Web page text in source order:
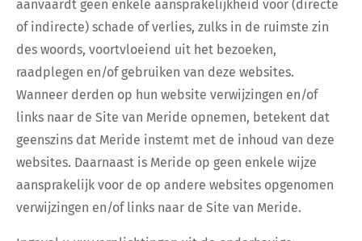
aanvaardt geen enkele aansprakelijkheid voor (directe
of indirecte) schade of verlies, zulks in de ruimste zin
des woords, voortvloeiend uit het bezoeken,
raadplegen en/of gebruiken van deze websites.
Wanneer derden op hun website verwijzingen en/of
links naar de Site van Meride opnemen, betekent dat
geenszins dat Meride instemt met de inhoud van deze
websites. Daarnaast is Meride op geen enkele wijze
aansprakelijk voor de op andere websites opgenomen
verwijzingen en/of links naar de Site van Meride.